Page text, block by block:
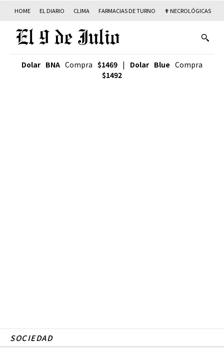
HOME EL DIARIO CLIMA FARMACIAS DE TURNO ✟ NECROLÓGICAS
Dolar BNA Compra $1469 | Dolar Blue Compra
$1492
SOCIEDAD